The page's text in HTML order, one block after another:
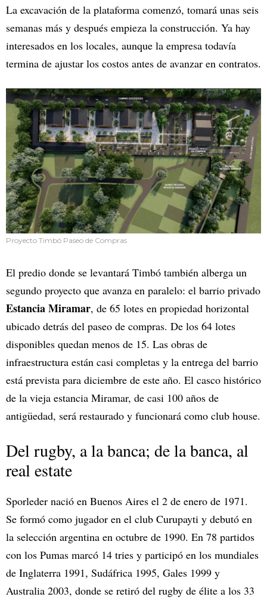
La excavación de la plataforma comenzó, tomará unas seis
semanas más y después empieza la construcción. Ya hay
interesados en los locales, aunque la empresa todavía
termina de ajustar los costos antes de avanzar en contratos.
Proyecto Timbó Paseo de Compras
El predio donde se levantará Timbó también alberga un
segundo proyecto que avanza en paralelo: el barrio privado
Estancia Miramar, de 65 lotes en propiedad horizontal
ubicado detrás del paseo de compras. De los 64 lotes
disponibles quedan menos de 15. Las obras de
infraestructura están casi completas y la entrega del barrio
está prevista para diciembre de este año. El casco histórico
de la vieja estancia Miramar, de casi 100 años de
antigüedad, será restaurado y funcionará como club house.
Del rugby, a la banca; de la banca, al
real estate
Sporleder nació en Buenos Aires el 2 de enero de 1971.
Se formó como jugador en el club Curupayti y debutó en
la selección argentina en octubre de 1990. En 78 partidos
con los Pumas marcó 14 tries y participó en los mundiales
de Inglaterra 1991, Sudáfrica 1995, Gales 1999 y
Australia 2003, donde se retiró del rugby de élite a los 33